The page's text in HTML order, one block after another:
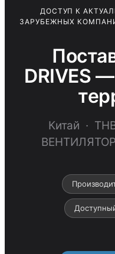
ДОСТУП К
ЗАРУБЕЖНЫХ
DRIVES
Китай ·